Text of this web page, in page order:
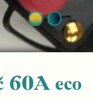
60A eco